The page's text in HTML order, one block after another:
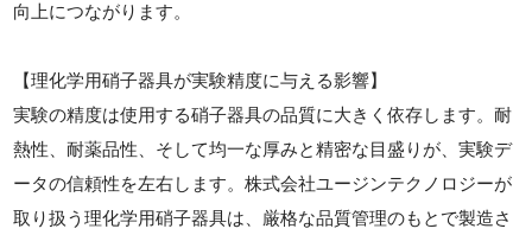
向上につながります。
【理化学用硝子器具が実験精度に与える影響】
実験の精度は使用する硝子器具の品質に大きく依存します。耐
熱性、耐薬品性、そして均一な厚みと精密な目盛りが、実験デ
ータの信頼性を左右します。株式会社ユージンテクノロジーが
取り扱う理化学用硝子器具は、厳格な品質管理のもとで製造さ